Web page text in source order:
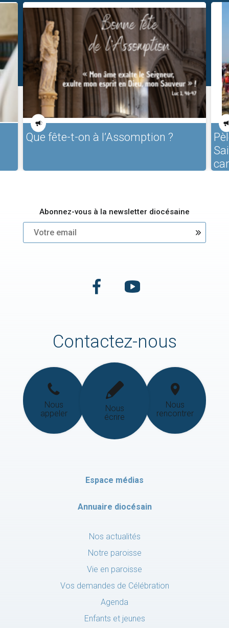
Que fête-t-on à l’Assomption ?
Abonnez-vous à la newsletter diocésaine
Contactez-nous
Nous
appeler
Nous
écrire
Nous
rencontrer
Espace médias
Annuaire diocésain
Nos actualités
Notre paroisse
Vie en paroisse
Vos demandes de Célébration
Agenda
Enfants et jeunes